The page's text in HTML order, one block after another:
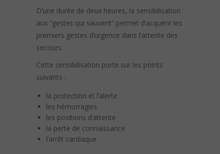
D’une durée de deux heures, la sensibilisation
aux “gestes qui sauvent” permet d’acquérir les
premiers gestes d’urgence dans l’attente des
secours.
Cette sensibilisation porte sur les points
suivants :
la protection et l’alerte
les hémorragies
les positions d’attente
la perte de connaissance
l’arrêt cardiaque